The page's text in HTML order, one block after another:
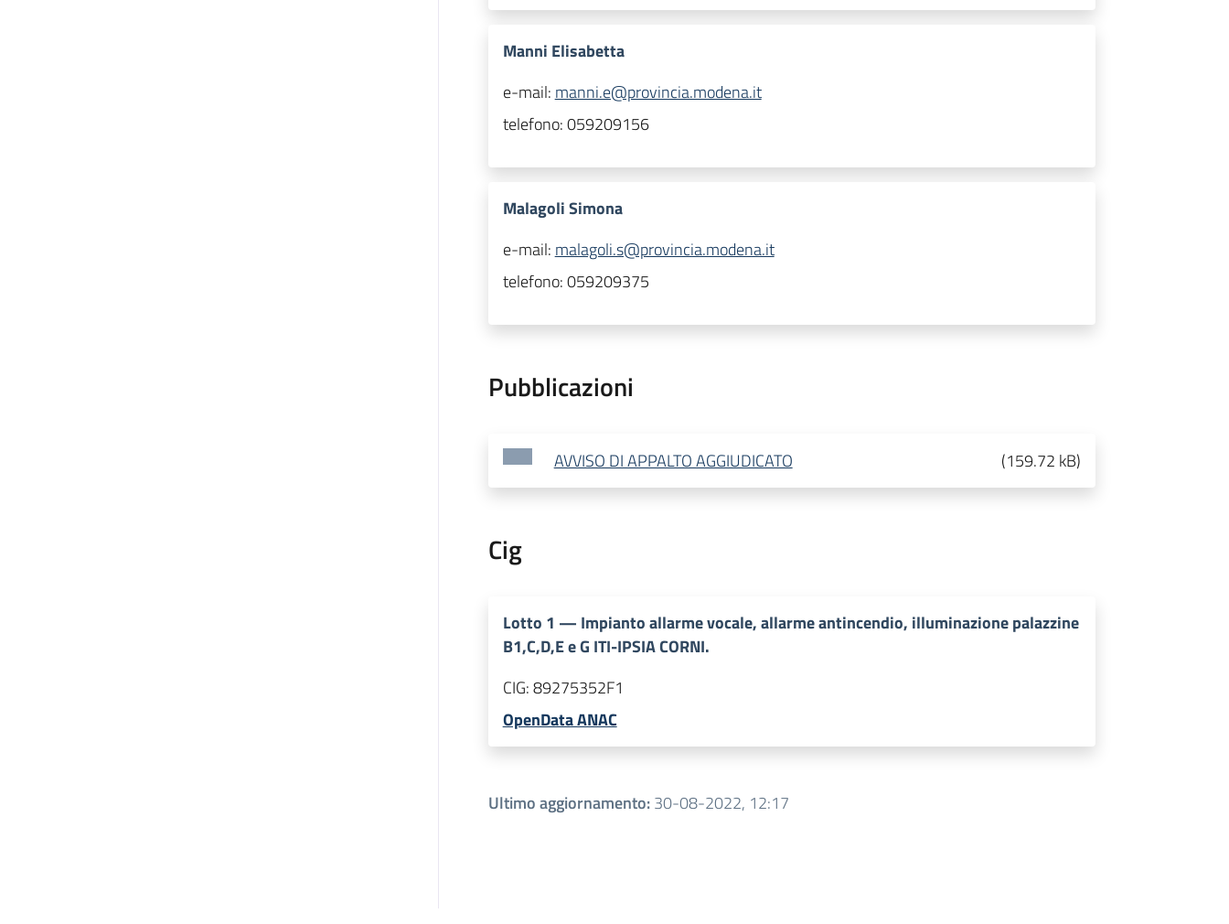
Manni Elisabetta
e-mail: manni.e@provincia.modena.it
telefono:059209156
Malagoli Simona
e-mail: malagoli.s@provincia.modena.it
telefono:059209375
Pubblicazioni
AVVISO DI APPALTO AGGIUDICATO (159.72 kB)
Cig
Lotto 1 — Impianto allarme vocale, allarme antincendio, illuminazione palazzine
B1,C,D,E e G ITI-IPSIA CORNI.
CIG:89275352F1
OpenData ANAC
Ultimo aggiornamento:30-08-2022, 12:17